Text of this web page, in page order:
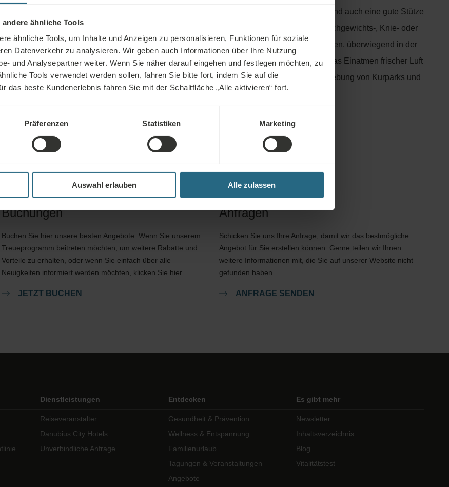
ähnliche Tools
ähnliche Tools, um Inhalte und Anzeigen zu personalisieren, Funktionen für soziale
Datenverkehr zu analysieren. Wir geben auch Informationen über Ihre Nutzung
und Analysepartner weiter. Wenn Sie näher darauf eingehen und festlegen möchten, zu
Tools verwendet werden sollen, fahren Sie bitte fort, indem Sie auf die
das beste Kundenerlebnis fahren Sie mit der Schaltfläche „Alle aktivieren“ fort.
Präferenzen Statistiken Marketing
Auswahl erlauben Alle zulassen
oft angespannten Muskeln gedehnt. Die Stöcke sind auch eine gute Stütze
und bieten Stabilität auf Schnee/Eis oder bei Gleichgewichts-, Knie- oder
Beinproblemen. Da Nordic Walking immer im Freien, überwiegend in der
Natur stattfindet, profitieren Sie zusätzlich durch das Einatmen frischer Luft
und können die entspannende und saubere Umgebung von Kurparks und
Wäldern genießen.
Buchungen
Buchen Sie hier unsere besten Angebote. Wenn Sie unserem
Treueprogramm beitreten möchten, um weitere Rabatte und
Vorteile zu erhalten, oder wenn Sie einfach über alle
Neuigkeiten informiert werden möchten, klicken Sie hier.
JETZT BUCHEN
Anfragen
Schicken Sie uns Ihre Anfrage, damit wir das bestmögliche
Angebot für Sie erstellen können. Gerne teilen wir Ihnen
weitere Informationen mit, die Sie auf unserer Website nicht
gefunden haben.
ANFRAGE SENDEN
Dienstleistungen
Reiseveranstalter
Danubius City Hotels
Unverbindliche Anfrage
Entdecken
Gesundheit & Prävention
Wellness & Entspannung
Familienurlaub
Tagungen & Veranstaltungen
Angebote
Es gibt mehr
Newsletter
Inhaltsverzeichnis
Blog
Vitalitätstest